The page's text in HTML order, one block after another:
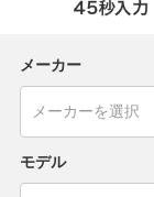
メーカー
モデル